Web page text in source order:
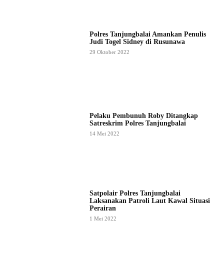
Polres Tanjungbalai Amankan Penulis
Judi Togel Sidney di Rusunawa
29 Oktober 2022
Pelaku Pembunuh Roby Ditangkap
Satreskrim Polres Tanjungbalai
14 Mei 2022
Satpolair Polres Tanjungbalai
Laksanakan Patroli Laut Kawal Situasi
Perairan
1 Mei 2022